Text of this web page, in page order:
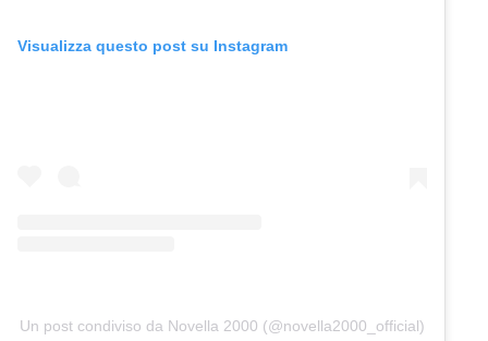
Visualizza questo post su Instagram
Un post condiviso da Novella 2000 (@novella2000_official)